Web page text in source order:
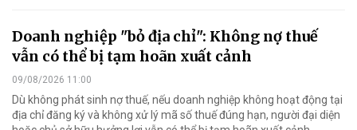
Doanh nghiệp "bỏ địa chỉ": Không nợ thuế
vẫn có thể bị tạm hoãn xuất cảnh
09/08/2026 11:00
Dù không phát sinh nợ thuế, nếu doanh nghiệp không hoạt động tại
địa chỉ đăng ký và không xử lý mã số thuế đúng hạn, người đại diện